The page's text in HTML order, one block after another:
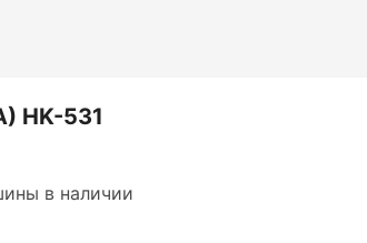
HK-531
в наличии